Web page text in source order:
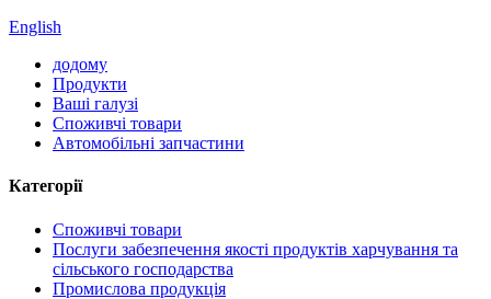
English
додому
Продукти
Ваші галузі
Споживчі товари
Автомобільні запчастини
Категорії
Споживчі товари
Послуги забезпечення якості продуктів харчування та
сільського господарства
Промислова продукція